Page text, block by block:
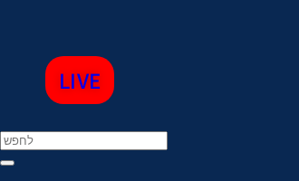
LIVE